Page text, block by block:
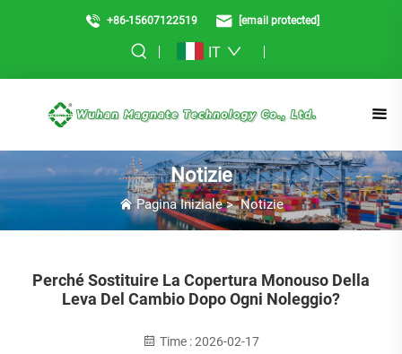
+86-15607122519 [email protected]
IT
Notizie
Pagina Iniziale>Notizie
Perché Sostituire La Copertura Monouso Della
Leva Del Cambio Dopo Ogni Noleggio?
Time : 2026-02-17